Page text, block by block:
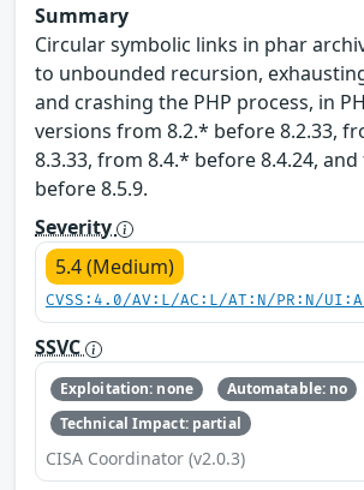
Summary
Circular symbolic links in phar
to unbounded recursion,
and crashing the PHP process, in
versions from 8.2.* before 8.2.33,
8.3.33, from 8.4.* before 8.4.24,
before 8.5.9.
Severity
5.4 (Medium)
CVSS:4.0/AV:L/AC:L/AT:N/PR:N/
SSVC
Exploitation: none
Automatable: no
Technical Impact: partial
CISA Coordinator (v2.0.3)